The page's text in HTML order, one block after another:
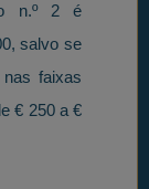
n.º 2 é
salvo se
faixas
€ 250 a €